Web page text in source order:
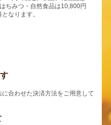
ちみつ・自然食品は10,800円
なります。
合わせた決済方法をご用意して